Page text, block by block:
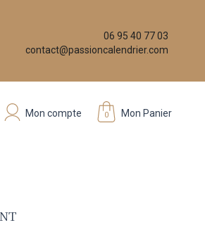
06 95 40 77 03
contact@passioncalendrier.com
0 Mon Panier
Mon compte